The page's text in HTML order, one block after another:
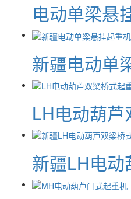
电动单梁悬
新疆电动单
LH电动葫芦
新疆LH电动